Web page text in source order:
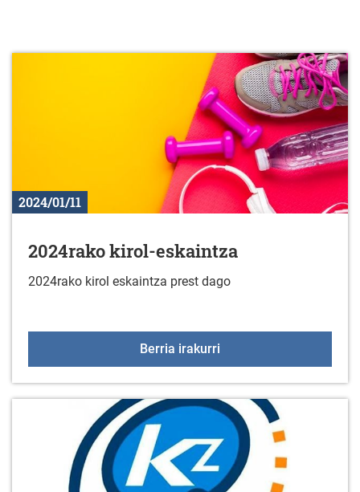
2024/01/11
2024rako kirol-eskaintza
2024rako kirol eskaintza prest dago
Berria irakurri